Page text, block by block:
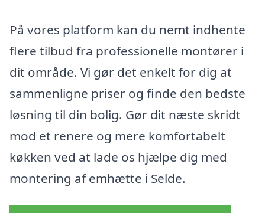
På vores platform kan du nemt indhente
flere tilbud fra professionelle montører i
dit område. Vi gør det enkelt for dig at
sammenligne priser og finde den bedste
løsning til din bolig. Gør dit næste skridt
mod et renere og mere komfortabelt
køkken ved at lade os hjælpe dig med
montering af emhætte i Selde.